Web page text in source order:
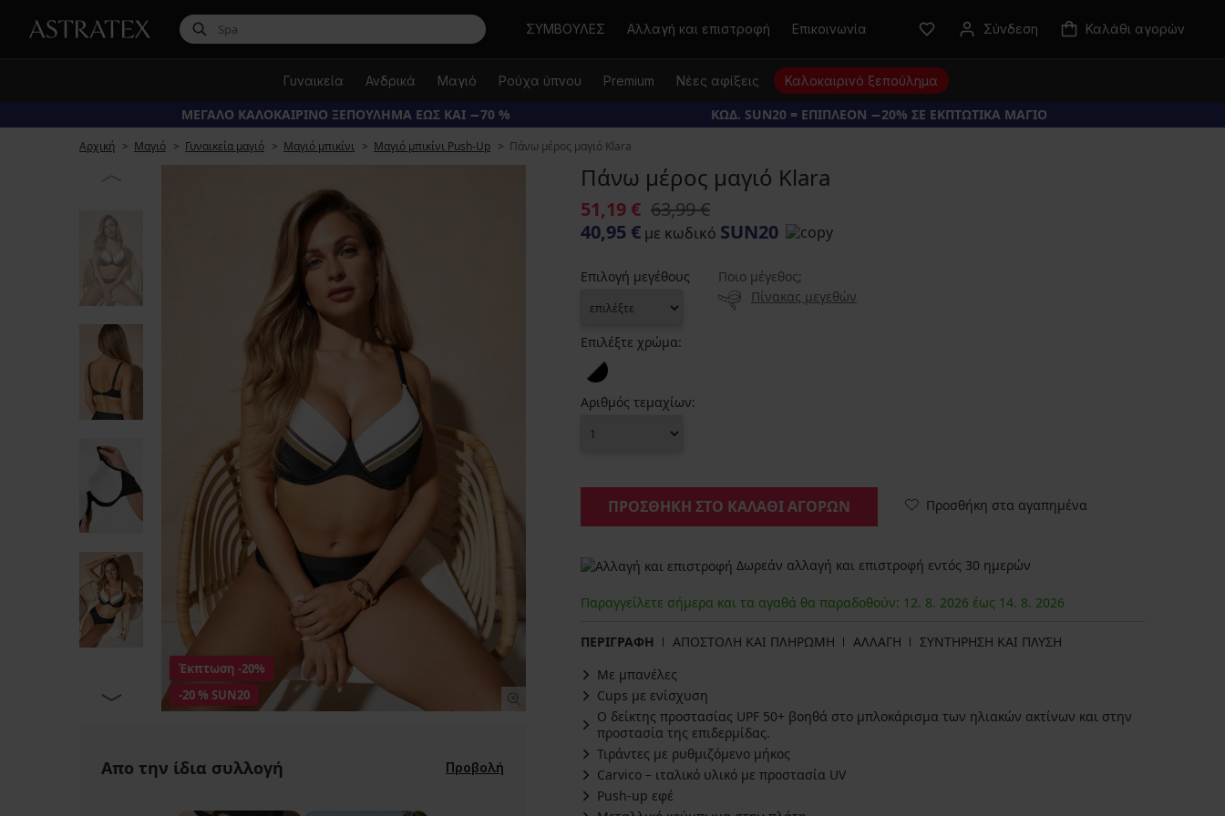
Αναζήτηση
ΣΥΜΒΟΥΛΕΣ Αλλαγή και επιστροφή Επικοινωνία Σύνδεση Καλάθι αγορών
Γυναικεία Ανδρικά Μαγιό Ρούχα ύπνου Premium Νέες αφίξεις Καλοκαιρινό ξεπούλημα
ΜΕΓΑΛΟ ΚΑΛΟΚΑΙΡΙΝΟ ΞΕΠΟΥΛΗΜΑ ΕΩΣ ΚΑΙ −70 % ΚΩΔ. SUN20 = ΕΠΙΠΛΕΟΝ −20% ΣΕ ΕΚΠΤΩΤΙΚΑ ΜΑΓΙΟ
Αρχική Μαγιό Γυναικεία μαγιό Μαγιό μπικίνι Μαγιό μπικίνι Push-Up Πάνω μέρος μαγιό Klara
Έκπτωση -20%
-20 % SUN20
Απο την ίδια συλλογή Προβολή
Πάνω μέρος μαγιό Klara
51,19 € 63,99 €
40,95 € με κωδικό SUN20
Επιλογή μεγέθους
Ποιο μέγεθος;
Πίνακας μεγεθών
Επιλέξτε χρώμα:
Αριθμός τεμαχίων:
ΠΡΟΣΘΗΚΗ ΣΤΟ ΚΑΛΑΘΙ ΑΓΟΡΩΝ Προσθήκη στα αγαπημένα
Δωρεάν αλλαγή και επιστροφή εντός 30 ημερών
Παραγγείλετε σήμερα και τα αγαθά θα παραδοθούν: 12. 8. 2026 έως 14. 8. 2026
ΠΕΡΙΓΡΑΦΗ ΑΠΟΣΤΟΛΗ ΚΑΙ ΠΛΗΡΩΜΗ ΑΛΛΑΓΗ
ΣΥΝΤΗΡΗΣΗ ΚΑΙ ΠΛΥΣΗ
Με μπανέλες
Cups με ενίσχυση
Ο δείκτης προστασίας UPF 50+ βοηθά στο μπλοκάρισμα των ηλιακών ακτίνων και στην
προστασία της επιδερμίδας.
Τιράντες με ρυθμιζόμενο μήκος
Carvico – ιταλικό υλικό με προστασία UV
Push-up εφέ